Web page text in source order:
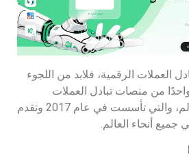
العملات الرقمية، فلابد من اللجوء
واحدًا من منصات تبادل العملات
الرقمية الرائدة في العالم، والتي تأسست في عام 2017 وتقدم
أنحاء العالم.